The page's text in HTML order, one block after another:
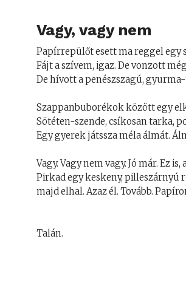
Vagy, vagy nem
Papírrepülőt esett ma reggel egy
Fájt a szívem, igaz. De vonzott
De hívott a penészszagú, gyurma-
Szappanbuborékok között egy
Sötéten-szende, csíkosan tarka,
Egy gyerek játssza méla álmát.
Vagy. Vagy nem vagy. Jó már. Ez is,
Pirkad egy keskeny, pilleszárnyú
majd elhal. Azaz él. Tovább.
Talán.